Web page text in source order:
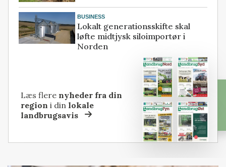
BUSINESS
Lokalt generationsskifte skal
løfte midtjysk siloimportør i
Norden
Læs flere nyheder fra din
region i dinlokale
landbrugsavis